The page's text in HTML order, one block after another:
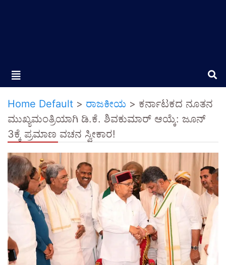
Home Default > ರಾಜಕೀಯ > ಕರ್ನಾಟಕದ ನೂತನ
ಮುಖ್ಯಮಂತ್ರಿಯಾಗಿ ಡಿ.ಕೆ. ಶಿವಕುಮಾರ್ ಆಯ್ಕೆ: ಜೂನ್
3ಕ್ಕೆ ಪ್ರಮಾಣ ವಚನ ಸ್ವೀಕಾರ!